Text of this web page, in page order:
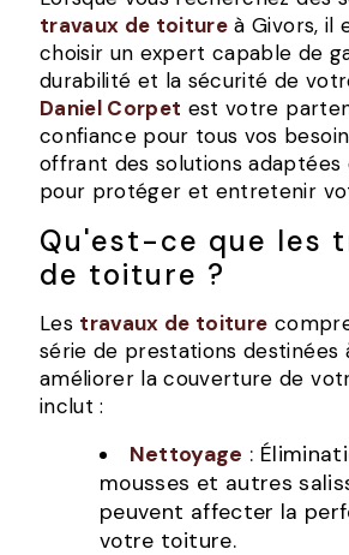
travaux de toiture à Givors, il
choisir un expert capable de
durabilité et la sécurité de
Daniel Corpet est votre
confiance pour tous vos
offrant des solutions
pour protéger et entretenir
Qu'est-ce que les travaux
de toiture ?
Les travaux de toiture
série de prestations destinées
améliorer la couverture de
inclut :
Nettoyage :
mousses et autres
peuvent affecter la
votre toiture.